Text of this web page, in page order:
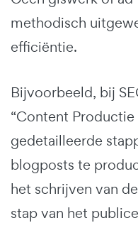
methodisch
efficiëntie.
Bijvoorbeeld, bij
“Content
gedetailleerde
blogposts te
het schrijven van
stap van het